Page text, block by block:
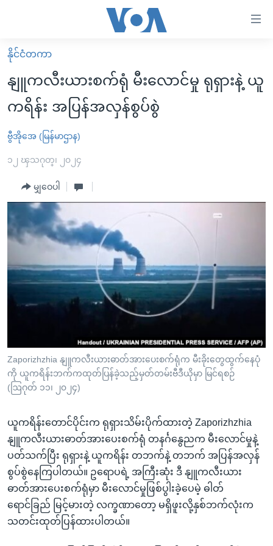
လွယ်ကူ
စေ
သည့်
များ
ပင်မ
ကြည့်
စာမျက်နှာ
ကြည့်
ရန်
ရှာဖွေ
နေရာ
သို့
ကျော်
ရန်
မူလစာမျက်နှာ
မြန်မာ
ကမ္ဘာ့သတင်းများ
နိုင်ငံတကာ
အစ္စရေး-ပါလက်စတိုင်း
ဗွီဒီယို
အင်္ဂလိပ်စာလေ့လာမယ်
အမေရိကန်သုံးအီဒီယံ
မကြေးမုံရဲ့ အင်္ဂလိပ်စာ
ရုပ်ရှင်ထဲက အင်္ဂလိပ်စာ
သုတပဒေသာ အင်္ဂလိပ်စာ
အပတ်စဉ်ကဏ္ဍများ
ရေဒီယို
တီဗွီ
ရေဒီယိုနှင့်ရုပ်သံ အချက်အလက်များ
ရေဒီယို/တီဗွီအစီအစဉ်
Learning English
ဘာသာစကားများ
နိုင်ငံတကာ
နျူကလီးယားစက်ရုံ မီးလောင်မှု ရုရှားနဲ့ ယူ
ကရိန်း အပြန်အလှန်စွပ်စွဲ
ဗွီအိုအေ (မြန်မာဌာန)
၁၂ ၾသဂုတ္၊ ၂၀၂၄
မျှဝေပါ
Zaporizhzhia နျူကလီးယားဓာတ်အားပေးစက်ရုံက မီးခိုးတွေထွက်နေပုံ
ကို ယူကရိန်းဘက်ကထုတ်ပြန်ခဲ့သည့်မှတ်တမ်းဗီဒီယိုမှာ မြင်ရစဉ်
(ဩဂုတ် ၁၁၊ ၂၀၂၄)
ယူကရိန်းတောင်ပိုင်းက ရုရှားသိမ်းပိုက်ထားတဲ့ Zaporizhzhia
နျူကလီးယားဓာတ်အားပေးစက်ရုံ တနင်္ဂနွေညက မီးလောင်မှုနဲ့
ပတ်သက်ပြီး ရုရှားနဲ့ ယူကရိန်း တဘက်နဲ့ တဘက် အပြန်အလှန်
စွပ်စွဲနေကြပါတယ်။ ဥရောပရဲ့ အကြီးဆုံး ဒီ နျူကလီးယား
ဓာတ်အားပေးစက်ရုံမှာ မီးလောင်မှုဖြစ်ပွါးခဲ့ပေမဲ့ ဓါတ်
ရောင်ခြည် မြင့်မားတဲ့ လက္ခဏာတော့ မရှိဖူးလို့နှစ်ဘက်လုံးက
သတင်းထုတ်ပြန်ထားပါတယ်။